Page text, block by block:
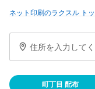
テ
グ
ネット印刷のラクスル ト
住所を入力して
町丁目 配布